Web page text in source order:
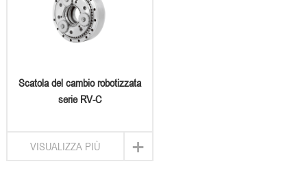
Scatola del cambio robotizzata
serie RV-C
+
VISUALIZZA PIÙ